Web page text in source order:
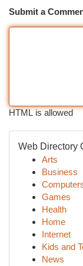
Submit a
HTML is allowed
Web Directory
Arts
Business
Games
Health
Home
Internet
Kids and
News